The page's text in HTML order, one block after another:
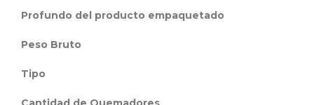
Profundo del producto empaquetado
Peso Bruto
Tipo